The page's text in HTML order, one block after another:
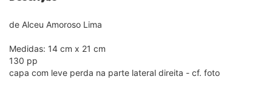
de Alceu Amoroso Lima
Medidas: 14 cm x 21 cm
130 pp
capa com leve perda na parte lateral direita - cf. foto